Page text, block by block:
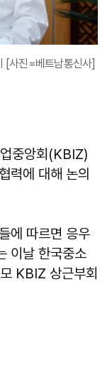
[사진=베트남통신사]
중앙회(KBIZ)
력에 대해 논의
에 따르면 응우
이날 한국중소
KBIZ 상근부회